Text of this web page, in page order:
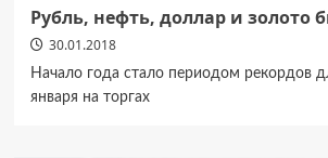
Рубль, нефть, доллар и золото
30.01.2018
Начало года стало периодом рекордов
января на торгах